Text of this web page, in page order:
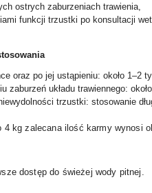
ostrych zaburzeniach trawienia,
funkcji trzustki po konsultacji
oraz po jej ustąpieniu: około 1–2
zaburzeń układu trawiennego:
trzustki: stosowanie
4 kg zalecana ilość karmy wynosi
dostęp do świeżej wody pitnej.